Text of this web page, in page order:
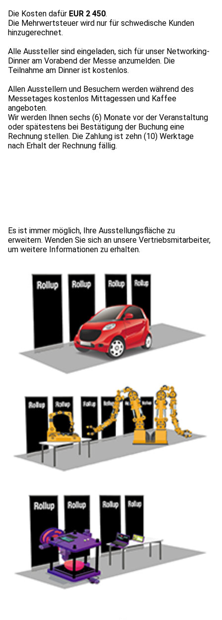
Die Kosten dafür EUR 2 450.
Die Mehrwertsteuer wird nur für schwedische Kunden
hinzugerechnet.
Alle Aussteller sind eingeladen, sich für unser Networking-
Dinner am Vorabend der Messe anzumelden. Die
Teilnahme am Dinner ist kostenlos.
Allen Ausstellern und Besuchern werden während des
Messetages kostenlos Mittagessen und Kaffee
angeboten.
Wir werden Ihnen sechs (6) Monate vor der Veranstaltung
oder spätestens bei Bestätigung der Buchung eine
Rechnung stellen. Die Zahlung ist zehn (10) Werktage
Es ist immer möglich, Ihre Ausstellungsfläche zu
erweitern. Wenden Sie sich an unsere Vertriebsmitarbeiter,
um weitere Informationen zu erhalten.